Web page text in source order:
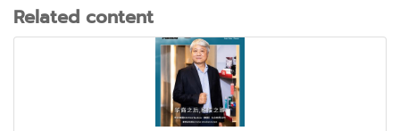
Related content